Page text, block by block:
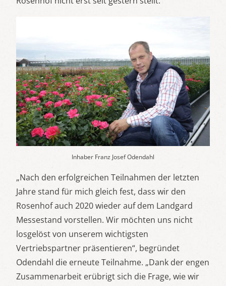
Inhaber Franz Josef Odendahl
„Nach den erfolgreichen Teilnahmen der letzten
Jahre stand für mich gleich fest, dass wir den
Rosenhof auch 2020 wieder auf dem Landgard
Messestand vorstellen. Wir möchten uns nicht
losgelöst von unserem wichtigsten
Vertriebspartner präsentieren“, begründet
Odendahl die erneute Teilnahme. „Dank der engen
Zusammenarbeit erübrigt sich die Frage, wie wir